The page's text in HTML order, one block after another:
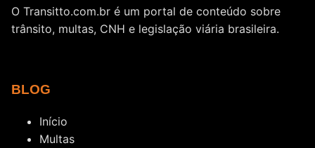
O Transitto.com.br é um portal de conteúdo sobre
trânsito, multas, CNH e legislação viária brasileira.
BLOG
Início
Multas